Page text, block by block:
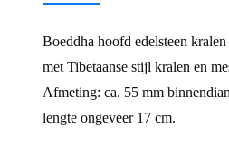
Boeddha hoofd edelsteen
met Tibetaanse stijl kralen en
Afmeting: ca. 55 mm
lengte ongeveer 17 cm.